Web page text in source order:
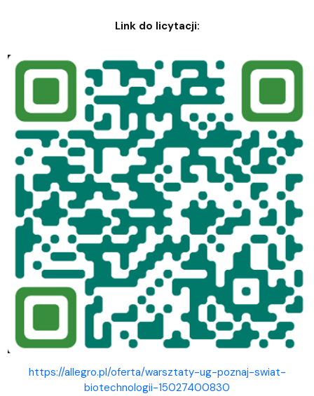
Link do licytacji:
https://allegro.pl/oferta/warsztaty-ug-poznaj-swiat-
biotechnologii-15027400830